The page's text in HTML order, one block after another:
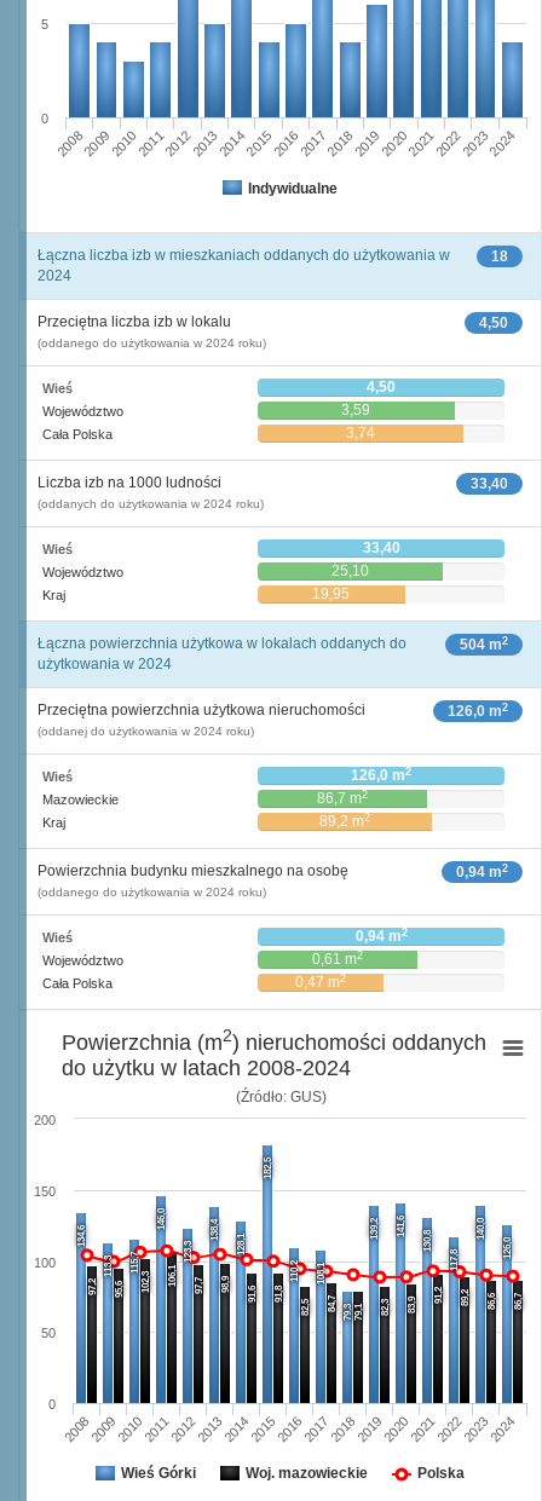
Indywidualne
20082009201020112012201320142015201620172018201920202021202220232024
0
5
18
Łączna liczba izb w mieszkaniach oddanych do użytkowania w
2024
4,50
Przeciętna liczba izb w lokalu
(oddanego do użytkowania w 2024 roku)
Wieś 4,50
Województwo 3,59
Cała Polska 3,74
33,40
Liczba izb na 1000 ludności
(oddanych do użytkowania w 2024 roku)
Wieś 33,40
Województwo 25,10
Kraj 19,95
504 m2
Łączna powierzchnia użytkowa w lokalach oddanych do
użytkowania w 2024
126,0 m2
Przeciętna powierzchnia użytkowa nieruchomości
(oddanej do użytkowania w 2024 roku)
Wieś 126,0 m2
Mazowieckie 86,7 m2
Kraj 89,2 m2
0,94 m2
Powierzchnia budynku mieszkalnego na osobę
(oddanego do użytkowania w 2024 roku)
Wieś 0,94 m2
Województwo 0,61 m2
Cała Polska 0,47 m2
(Źródło: GUS)
134,6
113,3
115,7
146,0
123,3
138,4
128,1
182,5
110,2 108,1
79,3
139,2 141,6
130,8
117,8
140,0
126,0
97,2 95,6 102,3 106,1 97,7 98,9
91,6 91,8
82,5 84,7 79,1 82,3 83,9
91,2 89,2 86,6 86,7
20082009201020112012201320142015201620172018201920202021202220232024
0
50
100
150
200
Powierzchnia (m2) nieruchomości oddanych
do użytku w latach 2008-2024
Wieś Górki Woj. mazowieckie Polska